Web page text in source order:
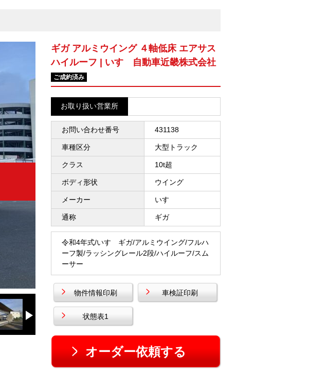
ギガ アルミウイング ４軸低床 エアサス
ハイルーフ | いすゞ自動車近畿株式会社
ご成約済み
お取り扱い営業所
お問い合わせ番号 431138
車種区分 大型トラック
クラス 10t超
ボディ形状 ウイング
メーカー いすゞ
通称 ギガ
令和4年式/いすゞギガ/アルミウイング/フルハ
ーフ製/ラッシングレール2段/ハイルーフ/スム
ーサー
物件情報印刷 車検証印刷
状態表1